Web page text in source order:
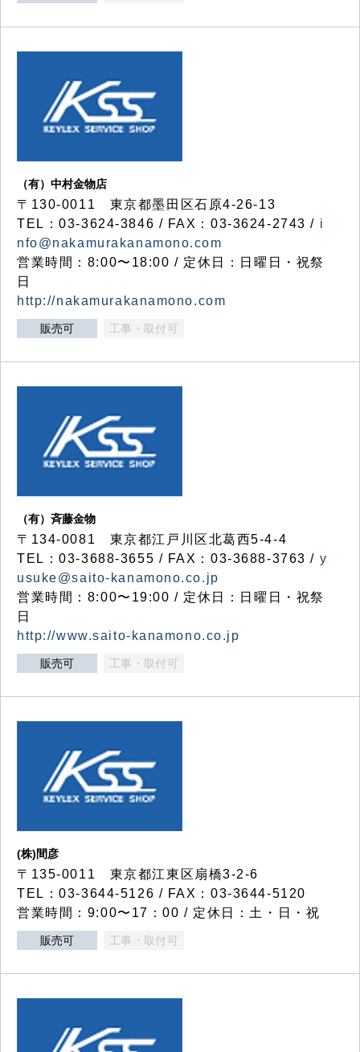
（有）中村金物店
〒130-0011 東京都墨田区石原4-26-13
TEL：03-3624-3846 / FAX：03-3624-2743 / i
nfo@nakamurakanamono.com
営業時間：8:00〜18:00 / 定休日：日曜日・祝祭
日
http://nakamurakanamono.com
販売可 工事・取付可
（有）斉藤金物
〒134-0081 東京都江戸川区北葛西5-4-4
TEL：03-3688-3655 / FAX：03-3688-3763 / y
usuke@saito-kanamono.co.jp
営業時間：8:00〜19:00 / 定休日：日曜日・祝祭
日
http://www.saito-kanamono.co.jp
販売可 工事・取付可
(株)間彦
〒135-0011 東京都江東区扇橋3-2-6
TEL：03-3644-5126 / FAX：03-3644-5120
営業時間：9:00〜17：00 / 定休日：土・日・祝
販売可 工事・取付可